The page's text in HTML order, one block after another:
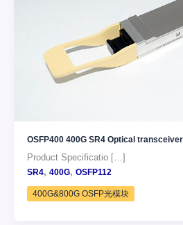
OSFP400 400G SR4 Optical
Product Specificatio […]
SR4, 400G, OSFP112
400G&800G OSFP光模块